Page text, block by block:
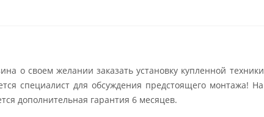
о своем желании заказать установку купленной техники
специалист для обсуждения предстоящего монтажа! На
дополнительная гарантия 6 месяцев.